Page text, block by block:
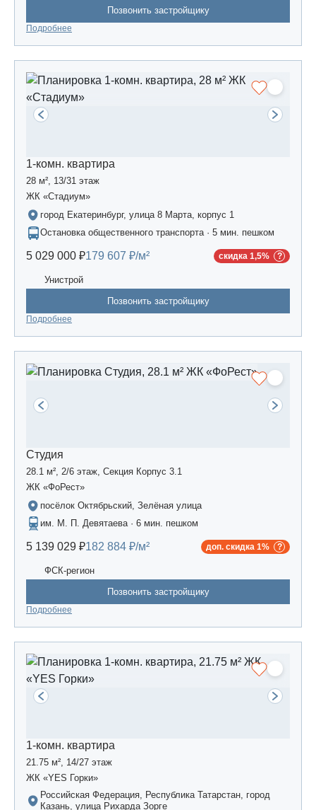
Позвонить застройщику
Подробнее
1-комн. квартира
28 м², 13/31 этаж
ЖК «Стадиум»
город Екатеринбург, улица 8 Марта, корпус 1
Остановка общественного транспорта · 5 мин. пешком
5 029 000 ₽179 607 ₽/м² скидка 1,5%
Унистрой
Позвонить застройщику
Подробнее
Студия
28.1 м², 2/6 этаж, Секция Корпус 3.1
ЖК «ФоРест»
посёлок Октябрьский, Зелёная улица
им. М. П. Девятаева · 6 мин. пешком
5 139 029 ₽182 884 ₽/м² доп. скидка 1%
ФСК-регион
Позвонить застройщику
Подробнее
1-комн. квартира
21.75 м², 14/27 этаж
ЖК «YES Горки»
Российская Федерация, Республика Татарстан, город
Казань, улица Рихарда Зорге